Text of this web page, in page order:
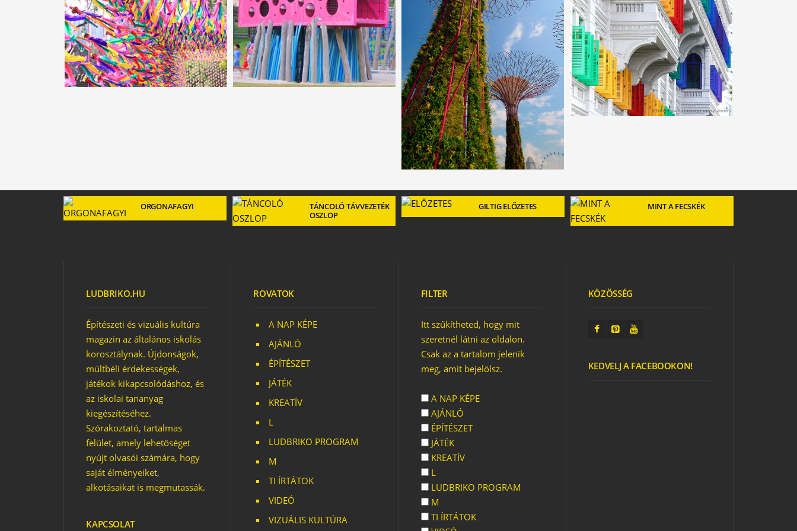
SZUPERFÁK
ORGONAFAGYI
TÁNCOLÓ TÁVVEZETÉK
OSZLOP
GILTIG ELŐZETES MINT A FECSKÉK
LUDBRIKO.HU
Építészeti és vizuális kultúra
magazin az általános iskolás
korosztálynak. Újdonságok,
múltbéli érdekességek,
játékok kikapcsolódáshoz, és
az iskolai tananyag
kiegészítéséhez.
Szórakoztató, tartalmas
felület, amely lehetőséget
nyújt olvasói számára, hogy
saját élményeiket,
alkotásaikat is megmutassák.
KAPCSOLAT
ROVATOK
A NAP KÉPE
AJÁNLÓ
ÉPÍTÉSZET
JÁTÉK
KREATÍV
L
LUDBRIKO PROGRAM
M
TI ÍRTÁTOK
VIDEÓ
VIZUÁLIS KULTÚRA
FILTER
Itt szűkítheted, hogy mit
szeretnél látni az oldalon.
Csak az a tartalom jelenik
meg, amit bejelölsz.
A NAP KÉPE
AJÁNLÓ
ÉPÍTÉSZET
JÁTÉK
KREATÍV
L
LUDBRIKO PROGRAM
M
TI ÍRTÁTOK
KÖZÖSSÉG
KEDVELJ A FACEBOOKON!